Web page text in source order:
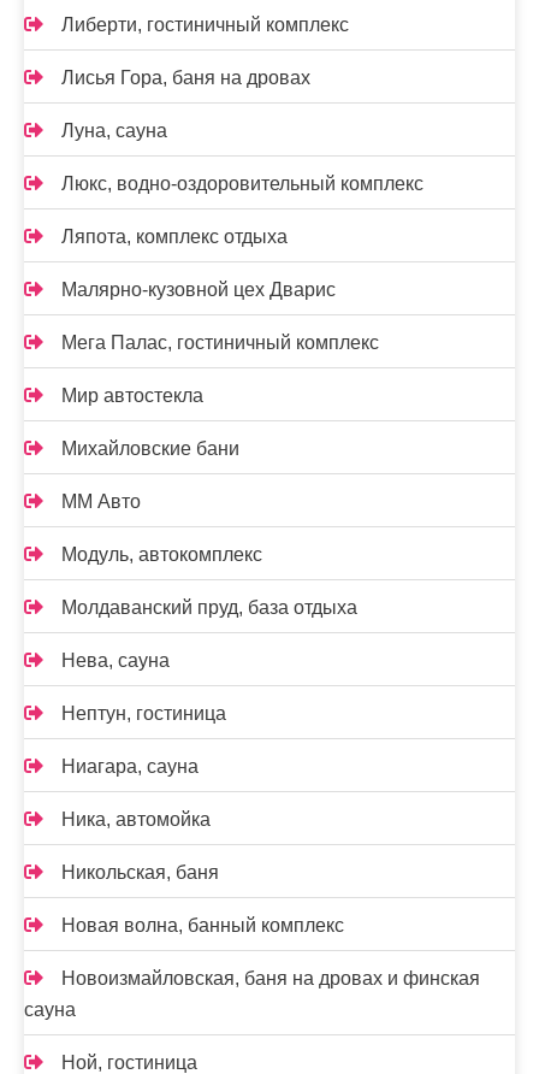
Либерти, гостиничный комплекс
Лисья Гора, баня на дровах
Луна, сауна
Люкс, водно-оздоровительный комплекс
Ляпота, комплекс отдыха
Малярно-кузовной цех Дварис
Мега Палас, гостиничный комплекс
Мир автостекла
Михайловские бани
ММ Авто
Модуль, автокомплекс
Молдаванский пруд, база отдыха
Нева, сауна
Нептун, гостиница
Ниагара, сауна
Ника, автомойка
Никольская, баня
Новая волна, банный комплекс
Новоизмайловская, баня на дровах и финская
сауна
Ной, гостиница